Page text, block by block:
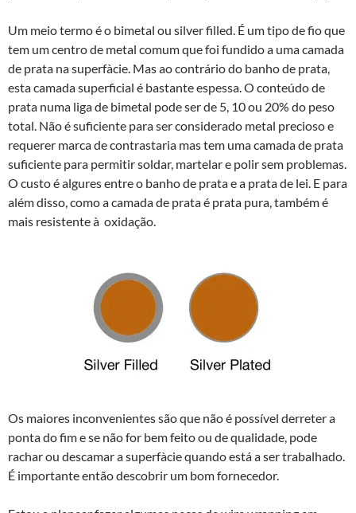
Um meio termo é o bimetal ou silver filled. É um tipo de fio que
tem um centro de metal comum que foi fundido a uma camada
de prata na superfà­cie. Mas ao contrário do banho de prata,
esta camada superficial é bastante espessa. O conteúdo de
prata numa liga de bimetal pode ser de 5, 10 ou 20% do peso
total. Não é suficiente para ser considerado metal precioso e
requerer marca de contrastaria mas tem uma camada de prata
suficiente para permitir soldar, martelar e polir sem problemas.
O custo é algures entre o banho de prata e a prata de lei. E para
além disso, como a camada de prata é prata pura, também é
mais resistente à oxidação.
Os maiores inconvenientes são que não é possível derreter a
ponta do fim e se não for bem feito ou de qualidade, pode
rachar ou descamar a superfà­cie quando está a ser trabalhado.
É importante então descobrir um bom fornecedor.